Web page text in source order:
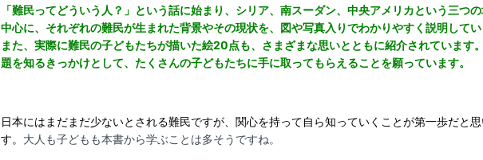
「難民ってどういう人？」という話に始まり、シリア、南スーダン、中央アメリカという三つ
中心に、それぞれの難民が生まれた背景やその現状を、図や写真入りでわかりやすく説明してい
また、実際に難民の子どもたちが描いた絵20点も、さまざまな思いとともに紹介されています
題を知るきっかけとして、たくさんの子どもたちに手に取ってもらえることを願っています。
日本にはまだまだ少ないとされる難民ですが、関心を持って自ら知っていくことが第一歩だと思
す。 大人も子どもも本書から学ぶことは多そうですね。